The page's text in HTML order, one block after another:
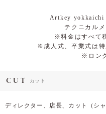
Artkey yokkaichi
テクニカル
※料金はすべて
※成人式、卒業式は特
※ロン
CUT カット
ディレクター、店長、カット（シ